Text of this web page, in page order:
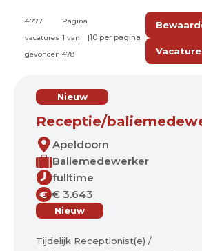
4.777
vacatures
gevonden
|
Pagina
1 van
478
|
Nieuw
Receptie/
Apeldoorn
Baliemedewerker
fulltime
€ € 3.643
Nieuw
Tijdelijk Receptionist(e) /